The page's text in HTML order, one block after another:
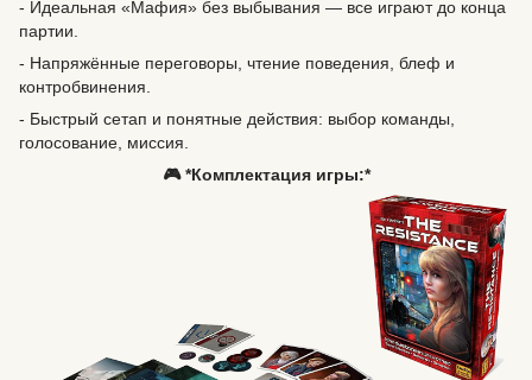
- Идеальная «Мафия» без выбывания — все играют до конца
партии.
- Напряжённые переговоры, чтение поведения, блеф и
контробвинения.
- Быстрый сетап и понятные действия: выбор команды,
голосование, миссия.
🎮 *Комплектация игры:*